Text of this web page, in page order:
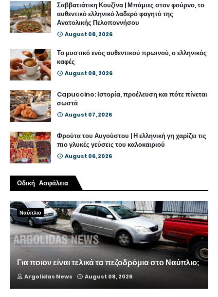
Σαββατιάτικη Κουζίνα | Μπάμιες στον φούρνο, το
αυθεντικό ελληνικό λαδερό φαγητό της
Ανατολικής Πελοποννήσου
August 08, 2026
Το μυστικό ενός αυθεντικού πρωινού, ο ελληνικός
καφές
August 08, 2026
Capuccino: Ιστορία, προέλευση και πότε πίνεται
σωστά
August 07, 2026
Φρούτα του Αυγούστου | Η ελληνική γη χαρίζει τις
πιο γλυκές γεύσεις του καλοκαιριού
August 06, 2026
Οδική Ασφάλεια
Ναύπλιο
Για ποιον είναι τελικά τα πεζοδρόμια στο Ναύπλιο;
Argolidas News August 08, 2026